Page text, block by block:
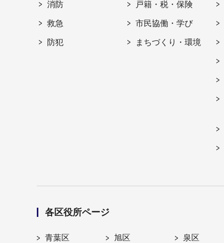
消防
救急
防犯
戸籍・税・保険
市民協働・学び
まちづくり・環境
各区役所ページ
青葉区 旭区 泉区